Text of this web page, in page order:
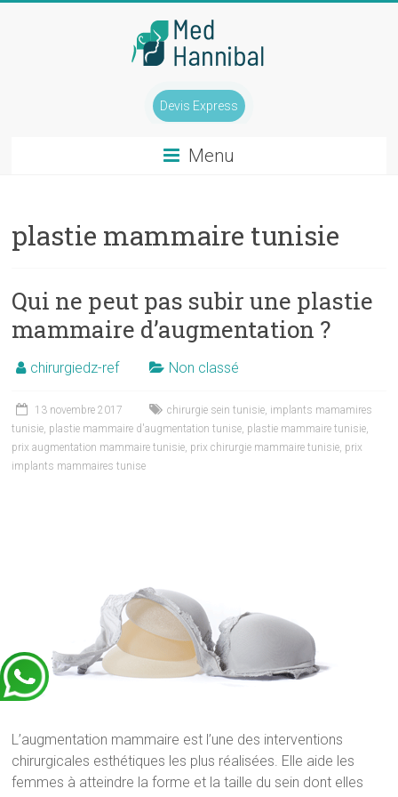
mammaire
0033
800
400
Devis Express
Menu
plastie mammaire tunisie
Qui ne peut pas subir une plastie
mammaire d’augmentation ?
chirurgiedz-ref Non classé
13 novembre 2017 chirurgie sein tunisie, implants mamamires
tunisie, plastie mammaire d'augmentation tunise, plastie mammaire tunisie,
prix augmentation mammaire tunisie, prix chirurgie mammaire tunisie, prix
implants mammaires tunise
L’augmentation mammaire est l’une des interventions
chirurgicales esthétiques les plus réalisées. Elle aide les
femmes à atteindre la forme et la taille du sein dont elles